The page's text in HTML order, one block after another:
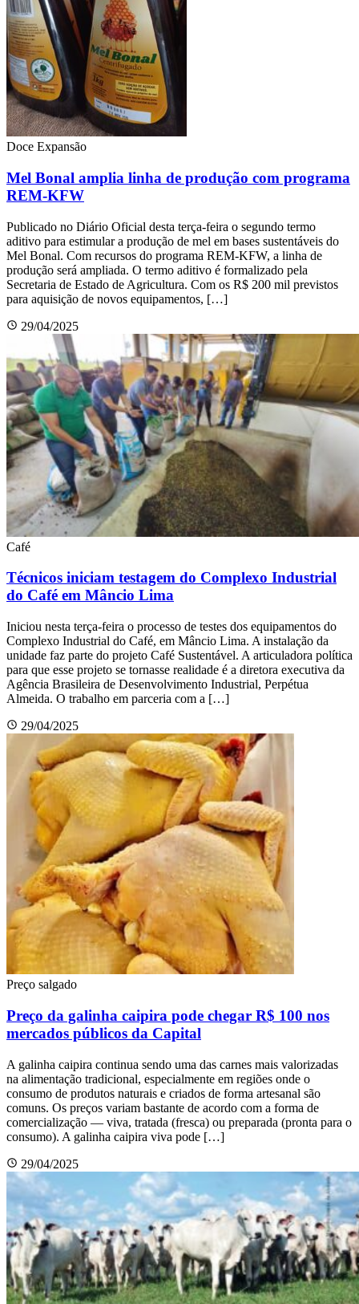
Doce Expansão
Mel Bonal amplia linha de produção com programa
REM-KFW
Publicado no Diário Oficial desta terça-feira o segundo termo
aditivo para estimular a produção de mel em bases sustentáveis do
Mel Bonal. Com recursos do programa REM-KFW, a linha de
produção será ampliada. O termo aditivo é formalizado pela
Secretaria de Estado de Agricultura. Com os R$ 200 mil previstos
para aquisição de novos equipamentos, […]
29/04/2025
Café
Técnicos iniciam testagem do Complexo Industrial
do Café em Mâncio Lima
Iniciou nesta terça-feira o processo de testes dos equipamentos do
Complexo Industrial do Café, em Mâncio Lima. A instalação da
unidade faz parte do projeto Café Sustentável. A articuladora política
para que esse projeto se tornasse realidade é a diretora executiva da
Agência Brasileira de Desenvolvimento Industrial, Perpétua
Almeida. O trabalho em parceria com a […]
29/04/2025
Preço salgado
Preço da galinha caipira pode chegar R$ 100 nos
mercados públicos da Capital
A galinha caipira continua sendo uma das carnes mais valorizadas
na alimentação tradicional, especialmente em regiões onde o
consumo de produtos naturais e criados de forma artesanal são
comuns. Os preços variam bastante de acordo com a forma de
comercialização — viva, tratada (fresca) ou preparada (pronta para o
consumo). A galinha caipira viva pode […]
29/04/2025